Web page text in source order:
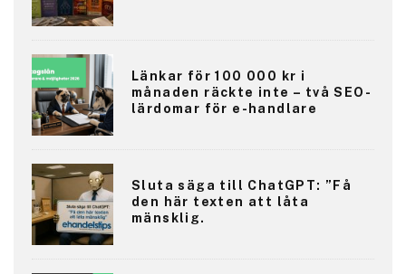
Länkar för 100 000 kr i
månaden räckte inte – två SEO-
lärdomar för e-handlare
Sluta säga till ChatGPT: ”Få
den här texten att låta
mänsklig.